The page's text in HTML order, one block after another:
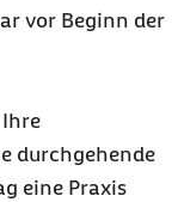
vor Beginn der
durchgehende
eine Praxis